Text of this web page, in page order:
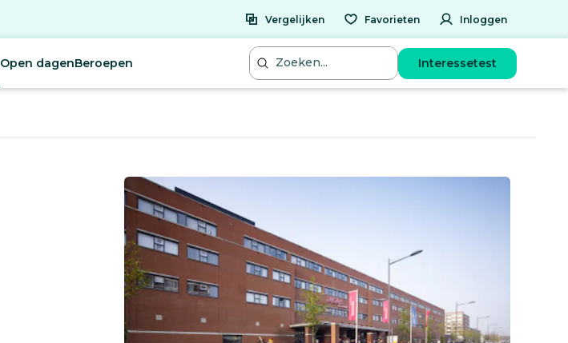
Vergelijken Favorieten Inloggen
Open dagenBeroepen Interessetest